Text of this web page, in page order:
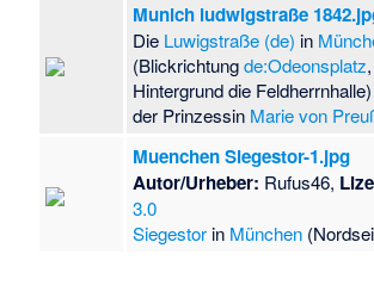
Munich ludwigstraße
Die Luwigstraße (de) in
(Blickrichtungde:Odeonsplatz
Hintergrund die
der Prinzessin Marie von
Muenchen Siegestor-1.jpg
Autor/Urheber: Rufus46,
3.0
Siegestor in München